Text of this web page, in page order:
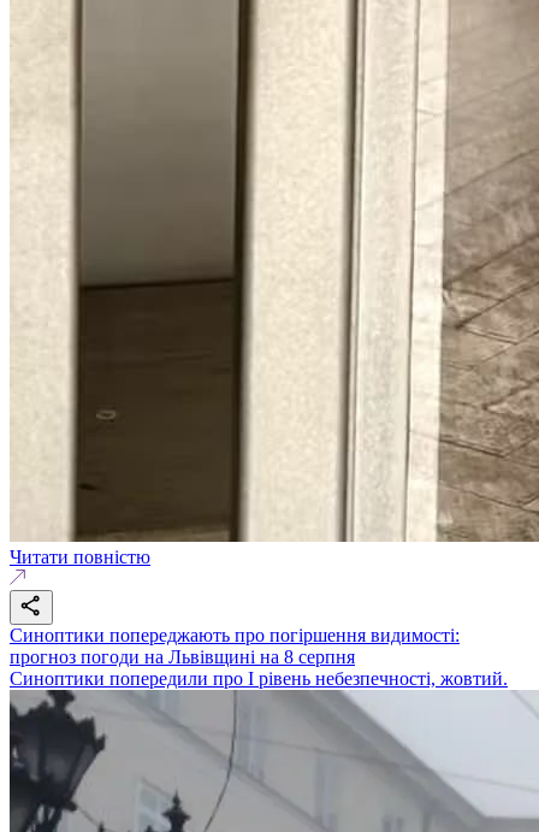
Читати повністю
Синоптики попереджають про погіршення видимості:
прогноз погоди на Львівщині на 8 серпня
Синоптики попередили про І рівень небезпечності, жовтий.